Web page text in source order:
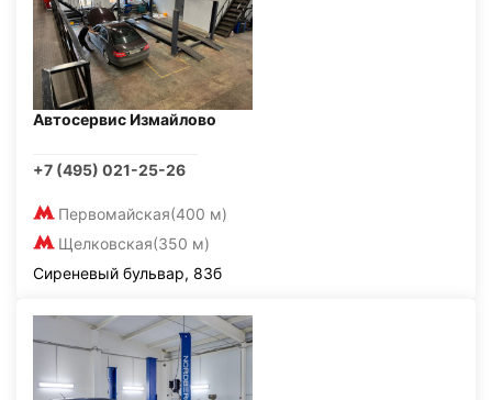
Автосервис Измайлово
+7 (495) 021-25-26
Первомайская(400 м)
Щелковская(350 м)
Сиреневый бульвар, 83б